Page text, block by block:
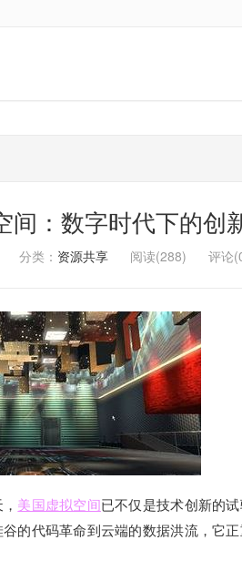
间：数字时代下的创
分类： 资源共享 阅读(288) 评论
美国虚拟空间已不仅是技术创新的
的代码革命到云端的数据洪流，它